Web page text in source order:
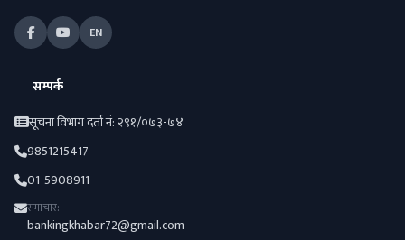
EN
सम्पर्क
सूचना विभाग दर्ता नं: २९१/०७३-७४
9851215417
01-5908911
समाचार:
bankingkhabar72@gmail.com